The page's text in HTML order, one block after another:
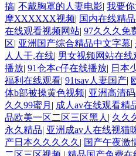
搞| 不戴胸罩的人妻电影| 我要
摩XXXXXX视频| 国内在线精
在线观看视频网站| 97久久久免
区| 亚洲国产综合精品中文字幕|
人人干,在线| 男女视频网站在线
播放| 91仓本c仔在线播放| 日本
福利在线观看| 91tsav人妻国产|
体b部被操黄色视频| 亚洲高清
久久99蜜月 | 成人av在线观看精
品欧美一区二区三区黑人 | 久久
永久精品| 亚洲成av人在线视猫
产日本久久久久久 | 国产午夜激